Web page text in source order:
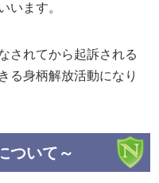
います。
されてから起訴される
る身柄解放活動になり
ついて～